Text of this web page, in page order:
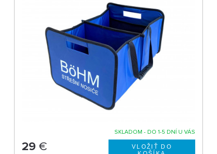
SKLADOM - DO 1-5 DNÍ U VÁS
29 €